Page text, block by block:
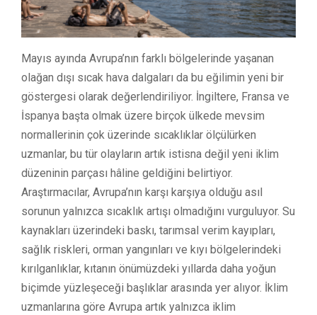
Mayıs ayında Avrupa’nın farklı bölgelerinde yaşanan
olağan dışı sıcak hava dalgaları da bu eğilimin yeni bir
göstergesi olarak değerlendiriliyor. İngiltere, Fransa ve
İspanya başta olmak üzere birçok ülkede mevsim
normallerinin çok üzerinde sıcaklıklar ölçülürken
uzmanlar, bu tür olayların artık istisna değil yeni iklim
düzeninin parçası hâline geldiğini belirtiyor.
Araştırmacılar, Avrupa’nın karşı karşıya olduğu asıl
sorunun yalnızca sıcaklık artışı olmadığını vurguluyor. Su
kaynakları üzerindeki baskı, tarımsal verim kayıpları,
sağlık riskleri, orman yangınları ve kıyı bölgelerindeki
kırılganlıklar, kıtanın önümüzdeki yıllarda daha yoğun
biçimde yüzleşeceği başlıklar arasında yer alıyor. İklim
uzmanlarına göre Avrupa artık yalnızca iklim